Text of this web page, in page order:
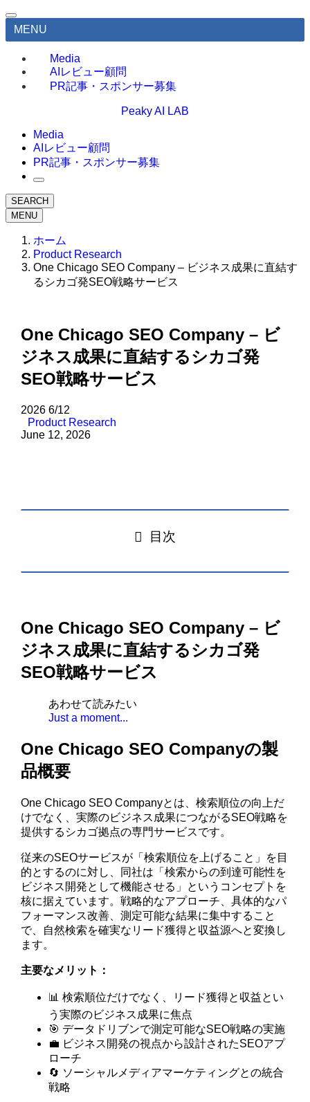
MENU
Media
AIレビュー顧問
PR記事・スポンサー募集
Peaky AI LAB
Media
AIレビュー顧問
PR記事・スポンサー募集
SEARCH
MENU
ホーム
Product Research
One Chicago SEO Company – ビジネス成果に直結す
るシカゴ発SEO戦略サービス
One Chicago SEO Company – ビ
ジネス成果に直結するシカゴ発
SEO戦略サービス
2026 6/12
Product Research
June 12, 2026
目次
One Chicago SEO Company – ビ
ジネス成果に直結するシカゴ発
SEO戦略サービス
あわせて読みたい
Just a moment...
One Chicago SEO Companyの製
品概要
One Chicago SEO Companyとは、検索順位の向上だ
けでなく、実際のビジネス成果につながるSEO戦略を
提供するシカゴ拠点の専門サービスです。
従来のSEOサービスが「検索順位を上げること」を目
的とするのに対し、同社は「検索からの到達可能性を
ビジネス開発として機能させる」というコンセプトを
核に据えています。戦略的なアプローチ、具体的なパ
フォーマンス改善、測定可能な結果に集中すること
で、自然検索を確実なリード獲得と収益源へと変換し
ます。
主要なメリット：
📊 検索順位だけでなく、リード獲得と収益とい
う実際のビジネス成果に焦点
🎯 データドリブンで測定可能なSEO戦略の実施
💼 ビジネス開発の視点から設計されたSEOアプ
ローチ
🔄 ソーシャルメディアマーケティングとの統合
戦略